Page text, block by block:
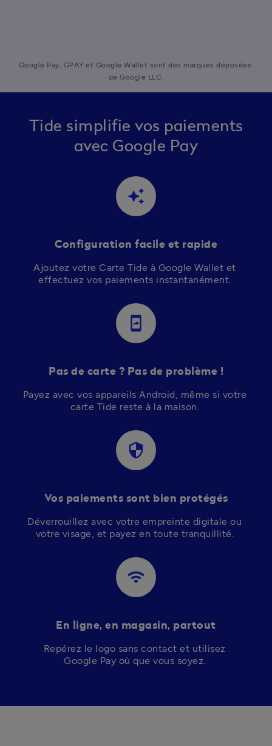
Google Pay, GPAY et Google Wallet sont des marques déposées
de Google LLC.
Tide simplifie vos paiements
avec Google Pay
auto_awesome
Configuration facile et rapide
Ajoutez votre Carte Tide à Google Wallet et
effectuez vos paiements instantanément.
mobile_screen_share
Pas de carte ? Pas de problème !
Payez avec vos appareils Android, même si votre
carte Tide reste à la maison.
security
Vos paiements sont bien protégés
Déverrouillez avec votre empreinte digitale ou
votre visage, et payez en toute tranquillité.
wifi
En ligne, en magasin, partout
Repérez le logo sans contact et utilisez
Google Pay où que vous soyez.